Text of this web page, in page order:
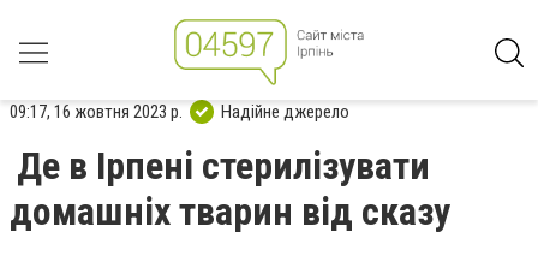
09:17, 16 жовтня 2023 р. Надійне джерело
Де в Ірпені стерилізувати
домашніх тварин від сказу